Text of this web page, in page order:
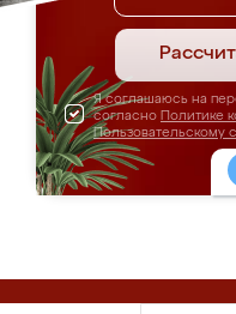
Я соглашаюсь на
согласно Политике
Пользовательскому